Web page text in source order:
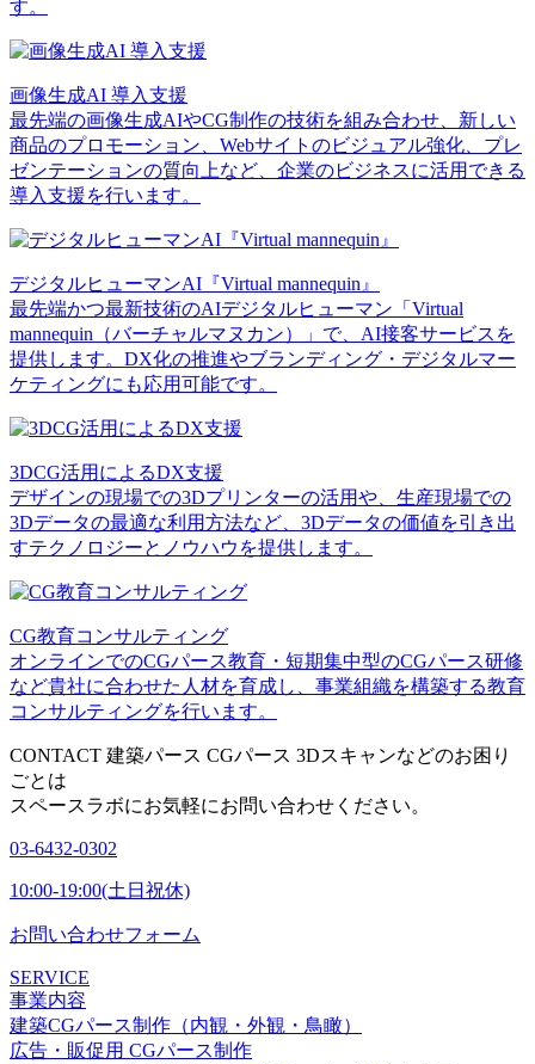
す。
画像生成AI 導入支援
最先端の画像生成AIやCG制作の技術を組み合わせ、新しい
商品のプロモーション、Webサイトのビジュアル強化、プレ
ゼンテーションの質向上など、企業のビジネスに活用できる
導入支援を行います。
デジタルヒューマンAI『Virtual mannequin』
最先端かつ最新技術のAIデジタルヒューマン「Virtual
mannequin（バーチャルマヌカン）」で、AI接客サービスを
提供します。DX化の推進やブランディング・デジタルマー
ケティングにも応用可能です。
3DCG活用によるDX支援
デザインの現場での3Dプリンターの活用や、生産現場での
3Dデータの最適な利用方法など、3Dデータの価値を引き出
すテクノロジーとノウハウを提供します。
CG教育コンサルティング
オンラインでのCGパース教育・短期集中型のCGパース研修
など貴社に合わせた人材を育成し、事業組織を構築する教育
コンサルティングを行います。
CONTACT 建築パース CGパース 3Dスキャンなどのお困り
ごとは
スペースラボにお気軽にお問い合わせください。
03-6432-0302
10:00-19:00(土日祝休)
お問い合わせフォーム
SERVICE
事業内容
建築CGパース制作（内観・外観・鳥瞰）
広告・販促用 CGパース制作